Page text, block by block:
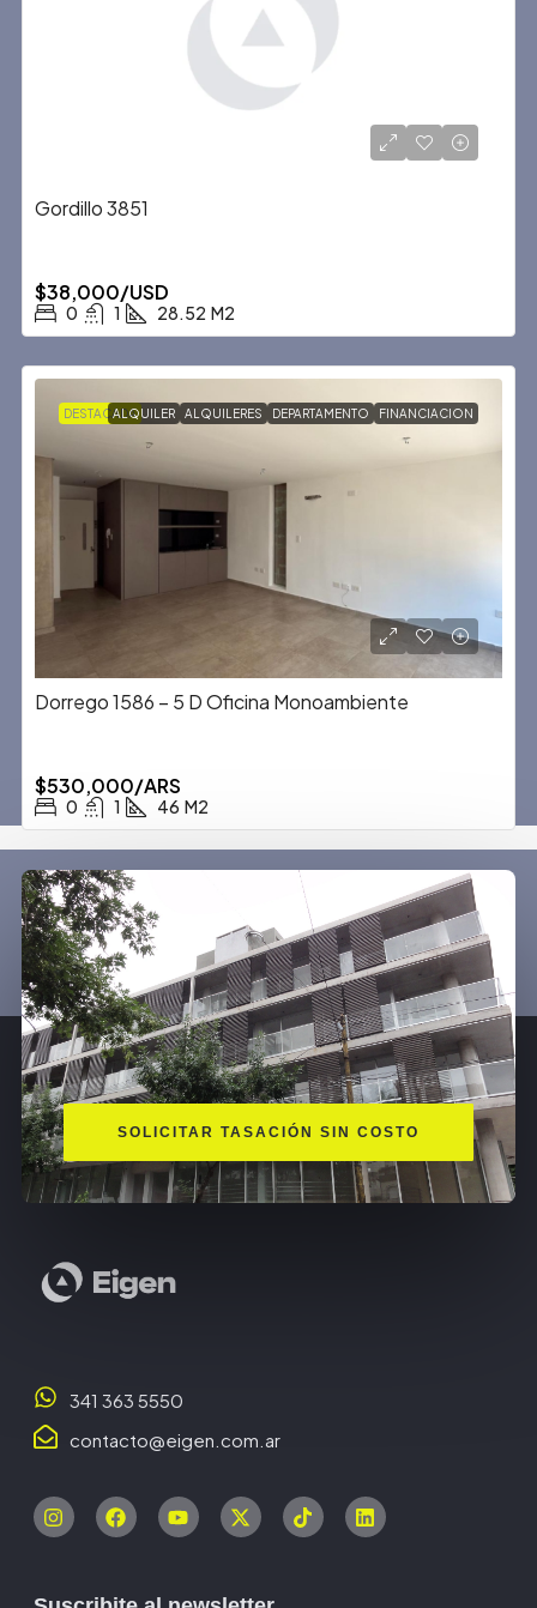
Gordillo 3851
$38,000/USD
0 1 28.52 M2
DESTACADAALQUILER ALQUILERES DEPARTAMENTO FINANCIACION
Dorrego 1586 – 5 D Oficina Monoambiente
$530,000/ARS
0 1 46 M2
SOLICITAR TASACIÓN SIN COSTO
341 363 5550
contacto@eigen.com.ar